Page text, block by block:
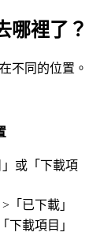
哪裡了？
不同的位置。
」或「下載項
「已下載」
下載項目」